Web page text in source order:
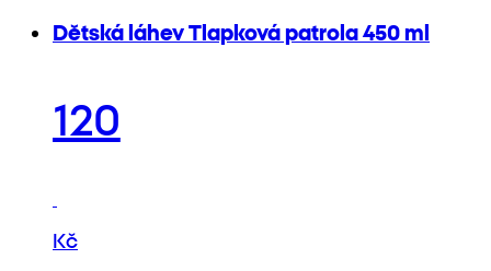
Dětská láhev Tlapková patrola 450 ml
120
Kč